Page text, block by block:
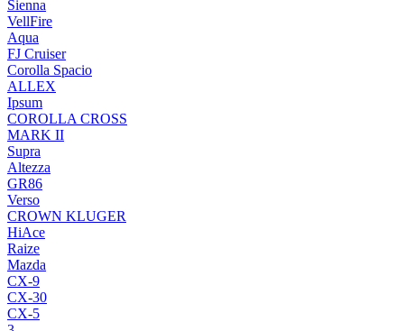
Sienna
VellFire
Aqua
FJ Cruiser
Corolla Spacio
ALLEX
Ipsum
COROLLA CROSS
MARK II
Supra
Altezza
GR86
Verso
CROWN KLUGER
HiAce
Raize
Mazda
CX-9
CX-30
CX-5